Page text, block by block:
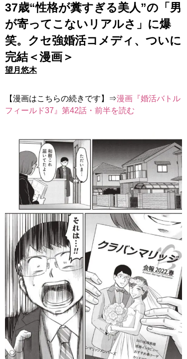
37歳“性格が糞すぎる美人”の「男
が寄ってこないリアルさ」に爆
笑。クセ強婚活コメディ、ついに
完結＜漫画＞
望月悠木
【漫画はこちらの続きです】⇒漫画『婚活バトル
フィールド37』第42話・前半を読む